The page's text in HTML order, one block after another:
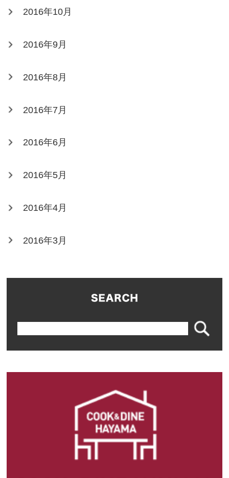
2016年10月
2016年9月
2016年8月
2016年7月
2016年6月
2016年5月
2016年4月
2016年3月